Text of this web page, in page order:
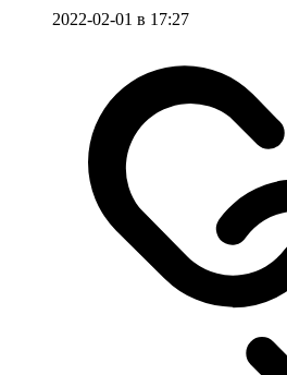
2022-02-01 в 17:27